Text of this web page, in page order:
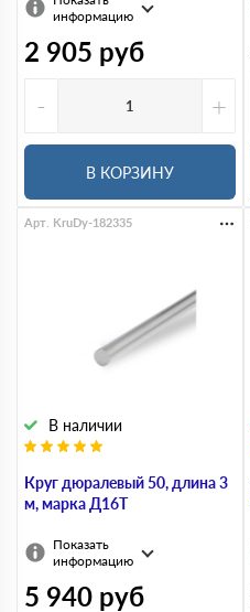
информацию
2 905 руб
-
+
В КОРЗИНУ
Круг дюралевый 50, длина 3
м, марка Д16Т
В наличии
Арт. KruDy-182335
Показать
информацию
5 940 руб